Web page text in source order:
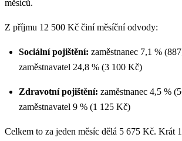
měsíců.
Z příjmu 12 500 Kč činí měsíční odvody:
Sociální pojištění: zaměstnanec 7,1 %
zaměstnavatel 24,8 % (3 100 Kč)
Zdravotní pojištění: zaměstnanec 4,5 %
zaměstnavatel 9 % (1 125 Kč)
Celkem to za jeden měsíc dělá 5 675 Kč. Krát